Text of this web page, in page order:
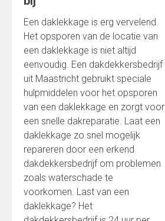
Een daklekkage is erg vervelend.
Het opsporen van de locatie van
een daklekkage is niet altijd
eenvoudig. Een dakdekkersbedrijf
uit Maastricht gebruikt speciale
hulpmiddelen voor het opsporen
van een daklekkage en zorgt voor
een snelle dakreparatie. Laat een
daklekkage zo snel mogelijk
repareren door een erkend
dakdekkersbedrijf om problemen
zoals waterschade te
voorkomen. Last van een
daklekkage? Het